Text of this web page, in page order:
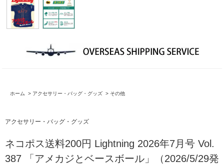
ホーム > アクセサリー・バッグ・グッズ > その他
アクセサリー・バッグ・グッズ
ネコポス送料200円 Lightning 2026年7月号 Vol.
387 「アメカジとベースボール」（2026/5/29発